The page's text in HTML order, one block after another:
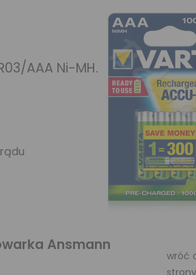
AAA Ni-MH.
Ansmann
wróć
strony